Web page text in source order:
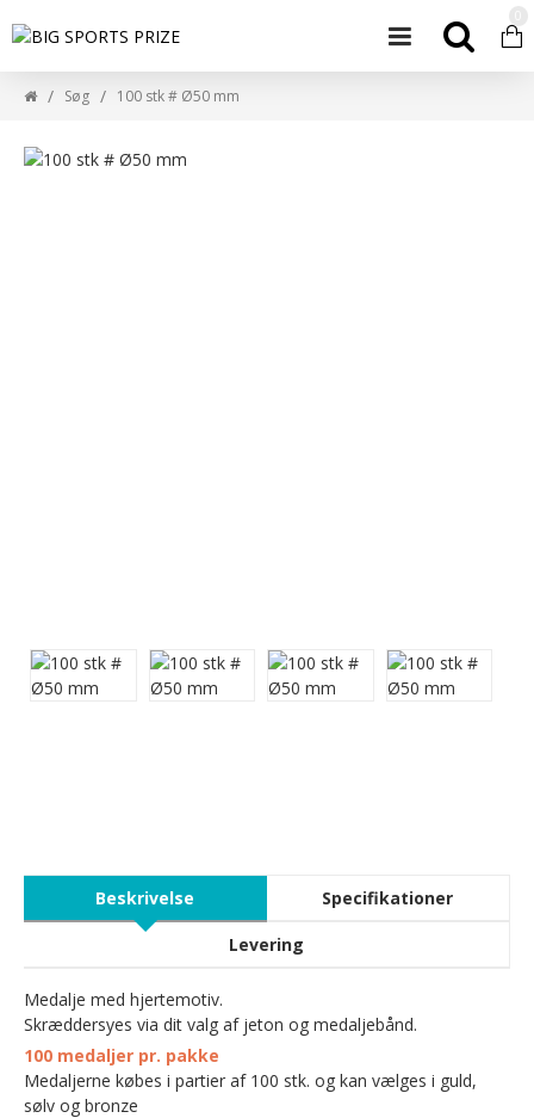
Søg 100 stk # Ø50 mm
Beskrivelse Specifikationer
Levering
Medalje med hjertemotiv.
Skræddersyes via dit valg af jeton og medaljebånd.
100 medaljer pr. pakke
Medaljerne købes i partier af 100 stk. og kan vælges i guld,
sølv og bronze